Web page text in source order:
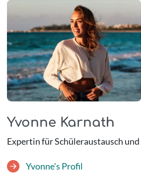
Yvonne Karnath
Expertin für Schüleraustausch
Yvonne's Profil